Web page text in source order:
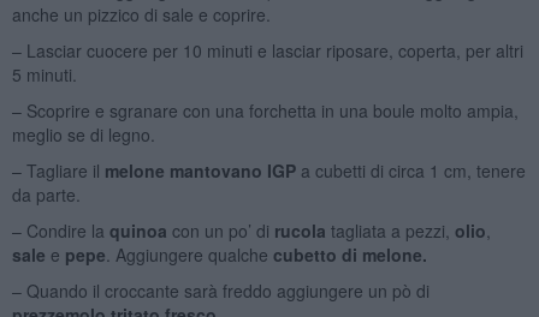
anche un pizzico di sale e coprire.
– Lasciar cuocere per 10 minuti e lasciar riposare, coperta, per altri
5 minuti.
– Scoprire e sgranare con una forchetta in una boule molto ampia,
meglio se di legno.
– Tagliare il melone mantovano IGPa cubetti di circa 1 cm, tenere
da parte.
– Condire la quinoa con un po’ di rucola tagliata a pezzi, olio
sale e pepe . Aggiungere qualche cubetto di melone.
– Quando il croccante sarà freddo aggiungere un pò di